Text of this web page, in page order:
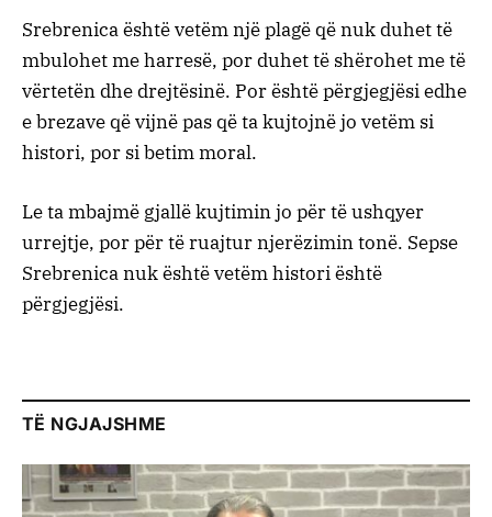
Srebrenica është vetëm një plagë që nuk duhet të
mbulohet me harresë, por duhet të shërohet me të
vërtetën dhe drejtësinë. Por është përgjegjësi edhe
e brezave që vijnë pas që ta kujtojnë jo vetëm si
histori, por si betim moral.
Le ta mbajmë gjallë kujtimin jo për të ushqyer
urrejtje, por për të ruajtur njerëzimin tonë. Sepse
Srebrenica nuk është vetëm histori është
përgjegjësi.
TË NGJAJSHME